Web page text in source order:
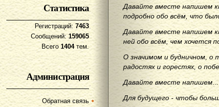
Статистика
Регистраций: 7463
Сообщений:159065
Всего 1404тем.
Администрация
Обратная связь
Давайте вместе напишем
подробно обо всём, что
Давайте вместе напишем
ней обо всём, чем хочется
О значимом и будничном, о
радостях и горестях, о
Давайте вместе напишем...
Для будущего - чтобы